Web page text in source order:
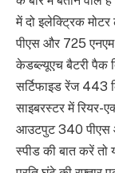
में दो इलेक्ट्रिक
पीएस और 725
केडब्ल्यूएच बैटरी पैक
सर्टिफाइड रेंज 443
साइबरस्टर में रियर-
आउटपुट 340 पीएस
स्पीड की बात करें